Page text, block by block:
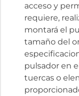
acceso y
requiere,
montará el
tamaño del
pulsador en
tuercas o